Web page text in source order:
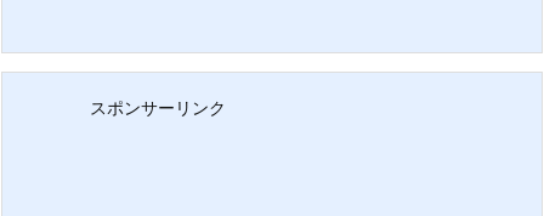
スポンサーリンク